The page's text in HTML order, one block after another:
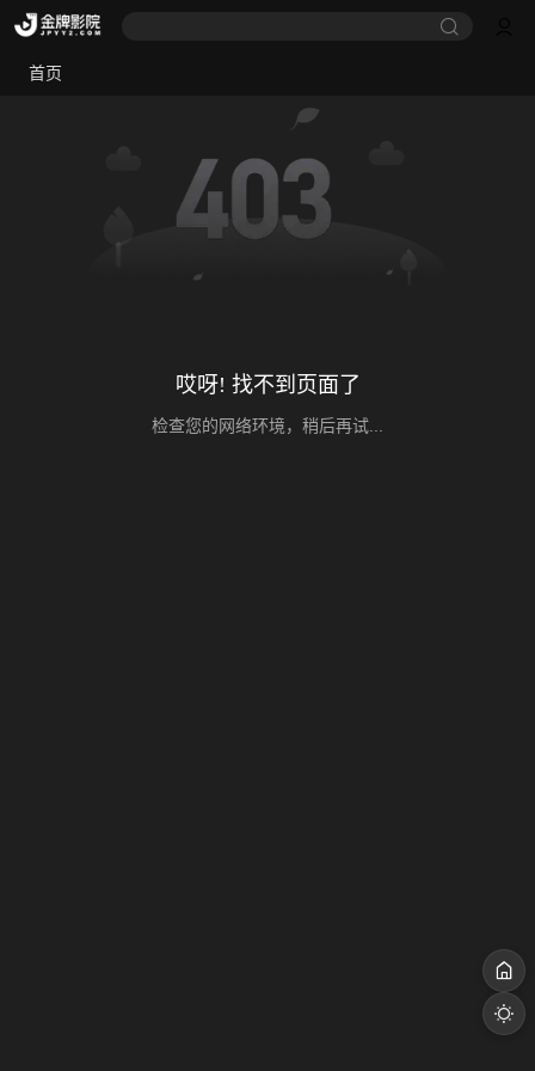
首页
哎呀! 找不到页面了
检查您的网络环境，稍后再试...